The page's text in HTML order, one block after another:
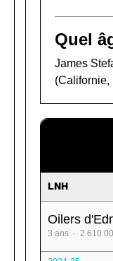
Quel
James
(Californie,
LNH
Oilers
3 ans · 2 610